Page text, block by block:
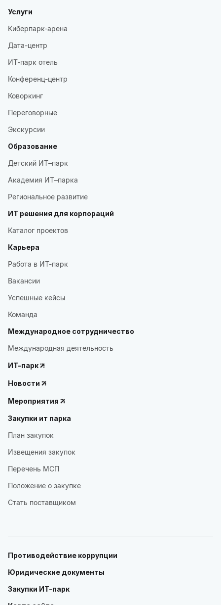
Услуги
Киберпарк-арена
Дата-центр
ИТ-парк отель
Конференц-центр
Коворкинг
Переговорные
Экскурсии
Образование
Детский ИТ–парк
Академия ИТ–парка
Региональное развитие
ИТ решения для корпораций
Каталог проектов
Карьера
Работа в ИТ-парк
Вакансии
Успешные кейсы
Команда
Международное сотрудничество
Международная деятельность
ИТ-парк
Новости
Мероприятия
Закупки ит парка
План закупок
Извещения закупок
Перечень МСП
Положение о закупке
Стать поставщиком
Противодействие коррупции
Юридические документы
Закупки ИТ-парк